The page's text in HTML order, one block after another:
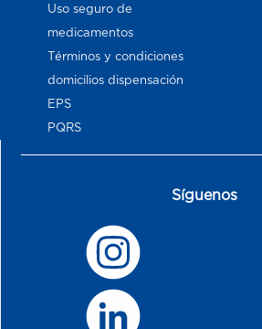
Uso seguro de
medicamentos
Términos y condiciones
domicilios dispensación
EPS
PQRS
Síguenos